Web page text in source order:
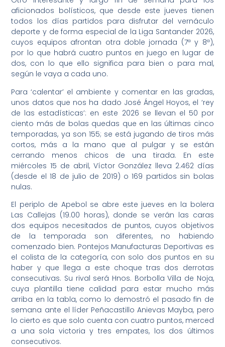
aficionados bolísticos, que desde este jueves tienen
todos los días partidos para disfrutar del vernáculo
deporte y de forma especial de la Liga Santander 2026,
cuyos equipos afrontan otra doble jornada (7ª y 8ª),
por lo que habrá cuatro puntos en juego en lugar de
dos, con lo que ello significa para bien o para mal,
según le vaya a cada uno.
Para ‘calentar’ el ambiente y comentar en las gradas,
unos datos que nos ha dado José Ángel Hoyos, el ‘rey
de las estadísticas’: en este 2026 se llevan el 50 por
ciento más de bolas quedas que en las últimas cinco
temporadas, ya son 155; se está jugando de tiros más
cortos, más a la mano que al pulgar y se están
cerrando menos chicos de una tirada. En este
miércoles 15 de abril, Víctor González lleva 2.462 días
(desde el 18 de julio de 2019) o 169 partidos sin bolas
nulas.
El periplo de Apebol se abre este jueves en la bolera
Las Callejas (19.00 horas), donde se verán las caras
dos equipos necesitados de puntos, cuyos objetivos
de la temporada son diferentes, no habiendo
comenzado bien. Pontejos Manufacturas Deportivas es
el colista de la categoría, con solo dos puntos en su
haber y que llega a este choque tras dos derrotas
consecutivas. Su rival será Hnos. Borbolla Villa de Noja,
cuya plantilla tiene calidad para estar mucho más
arriba en la tabla, como lo demostró el pasado fin de
semana ante el líder Peñacastillo Anievas Mayba, pero
lo cierto es que solo cuenta con cuatro puntos, merced
a una sola victoria y tres empates, los dos últimos
consecutivos.